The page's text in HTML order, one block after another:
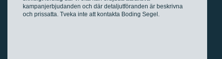
kampanjerbjudanden och där detaljutföranden är beskrivna
och prissatta. Tveka inte att kontakta Boding Segel.